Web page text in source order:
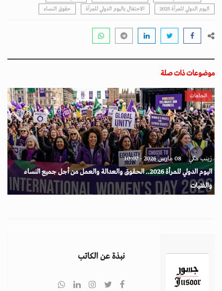
اليوم الدولي للمرأة 2025
الاحتفال باليوم الدولي للمرأة حقوق النساء
موضوعات ذات صلة
اتجاهات
زينب مكي 08 مارس 2026 - 10:07
اليوم الدولي للمرأة 2026.. الحقوق والعدالة والعمل من أجل جميع النساء
والفتيات
نبذة عن الكاتب